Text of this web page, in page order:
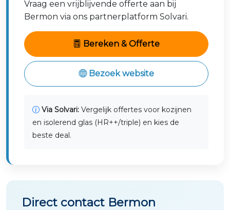
Vraag een vrijblijvende offerte aan bij
Bermon via ons partnerplatform Solvari.
Bereken & Offerte
Bezoek website
Via Solvari: Vergelijk offertes voor kozijnen
en isolerend glas (HR++/triple) en kies de
beste deal.
Direct contact Bermon